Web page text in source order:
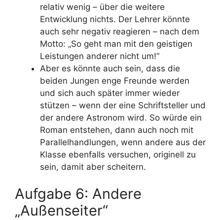
relativ wenig – über die weitere
Entwicklung nichts. Der Lehrer könnte
auch sehr negativ reagieren – nach dem
Motto: „So geht man mit den geistigen
Leistungen anderer nicht um!“
Aber es könnte auch sein, dass die
beiden Jungen enge Freunde werden
und sich auch später immer wieder
stützen – wenn der eine Schriftsteller und
der andere Astronom wird. So würde ein
Roman entstehen, dann auch noch mit
Parallelhandlungen, wenn andere aus der
Klasse ebenfalls versuchen, originell zu
sein, damit aber scheitern.
Aufgabe 6: Andere
„Außenseiter“